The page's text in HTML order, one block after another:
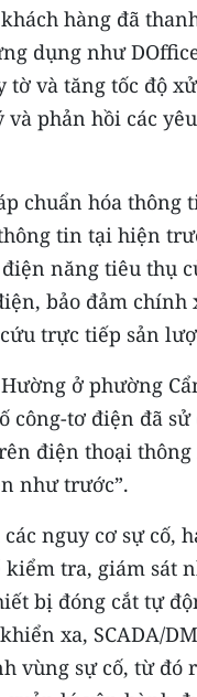
hàng đã
dụng như
và tăng tốc độ
phản hồi các
chuẩn hóa thông
tin tại hiện
năng tiêu thụ
bảo đảm chính
trực tiếp sản
ở phường
công-tơ điện đã
điện thoại
như trước”.
nguy cơ sự cố,
tra, giám sát
bị đóng cắt tự
xa, SCADA/
vùng sự cố, từ